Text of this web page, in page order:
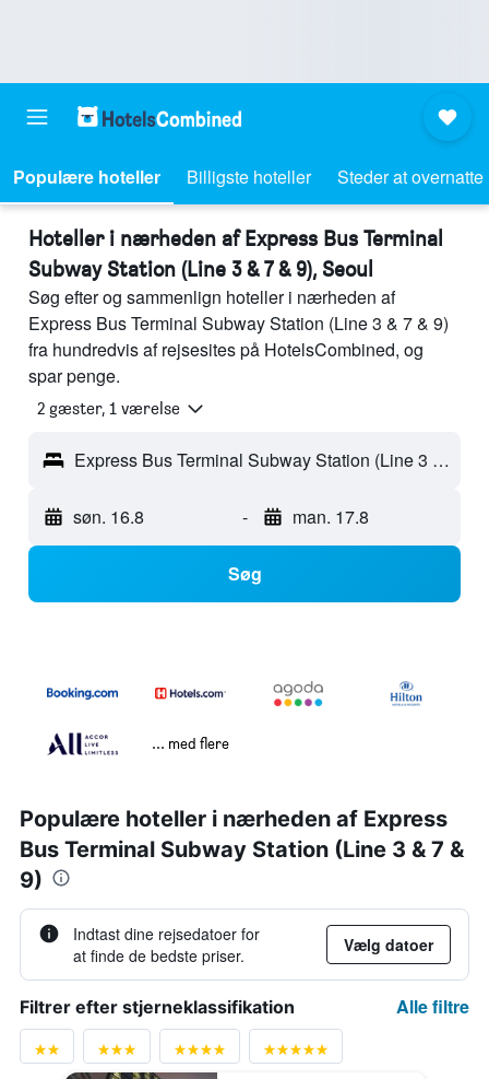
Populære hoteller Billigste hoteller Steder at overnatte
Hoteller i nærheden af Express Bus Terminal
Subway Station (Line 3 & 7 & 9), Seoul
Søg efter og sammenlign hoteller i nærheden af
Express Bus Terminal Subway Station (Line 3 & 7 & 9)
fra hundredvis af rejsesites på HotelsCombined, og
spar penge.
2 gæster, 1 værelse
Express Bus Terminal Subway Station (Line 3 & 7 & 9) - Seoul, Sydkorea
søn. 16.8 - man. 17.8
Søg
... med flere
Populære hoteller i nærheden af Express
Bus Terminal Subway Station (Line 3 & 7 &
9)
Indtast dine rejsedatoer for
at finde de bedste priser.
Vælg datoer
Filtrer efter stjerneklassifikation Alle filtre